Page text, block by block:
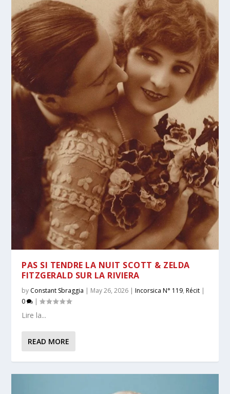
PAS SI TENDRE LA NUIT SCOTT & ZELDA
FITZGERALD SUR LA RIVIERA
by Constant Sbraggia | May 26, 2026 |Incorsica N° 119,Récit |
0
|
Lire la...
READ MORE